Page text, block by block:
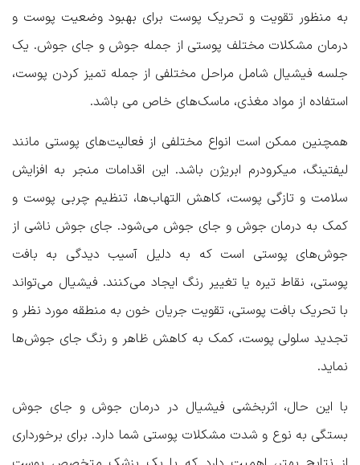
به منظور تقویت و تحریک پوست برای بهبود وضعیت پوست و
درمان مشکلات مختلف پوستی از جمله جوش و جای جوش. یک
جلسه فیشیال شامل مراحل مختلفی از جمله تمیز کردن پوست،
استفاده از مواد مغذی، ماسک‌های خاص می باشد.
همچنین ممکن است انواع مختلفی از فعالیت‌های پوستی مانند
لیفتینگ، میکرودرم ابریژن باشد. این اقدامات منجر به افزایش
سلامت و تازگی پوست، کاهش التهاب‌ها، تنظیم چربی پوست و
کمک به درمان جوش و جای جوش می‌شود. جای جوش ناشی از
جوش‌های پوستی است که به دلیل آسیب دیدگی به بافت
پوستی، نقاط تیره یا تغییر رنگ ایجاد می‌کنند. فیشیال می‌تواند
با تحریک بافت پوستی، تقویت جریان خون به منطقه مورد نظر و
تجدید سلولی پوست، کمک به کاهش ظاهر و رنگ جای جوش‌ها
نماید.
با این حال، اثربخشی فیشیال در درمان جوش و جای جوش
بستگی به نوع و شدت مشکلات پوستی شما دارد. برای برخورداری